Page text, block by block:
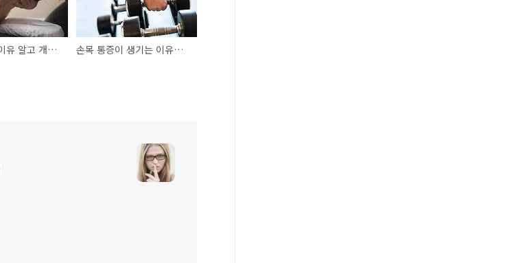
목젖이 붓는 이유 알고 개선하기 손목 통증이 생기는 이유의 원인별 분석